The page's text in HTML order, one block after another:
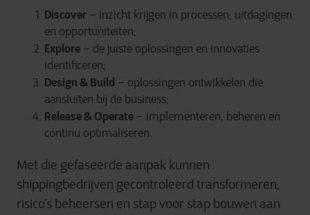
Discover – inzicht krijgen in processen, uitdagingen
en opportuniteiten;
Explore – de juiste oplossingen en innovaties
identificeren;
Design & Build – oplossingen ontwikkelen die
aansluiten bij de business;
Release & Operate – implementeren, beheren en
continu optimaliseren.
Met die gefaseerde aanpak kunnen
shippingbedrijven gecontroleerd transformeren,
risico’s beheersen en stap voor stap bouwen aan